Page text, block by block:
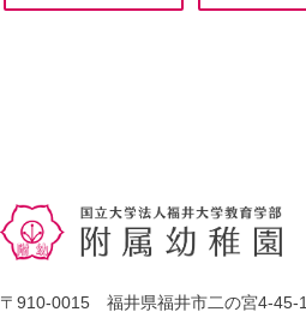
〒910-0015 福井県福井市二の宮4-45-1